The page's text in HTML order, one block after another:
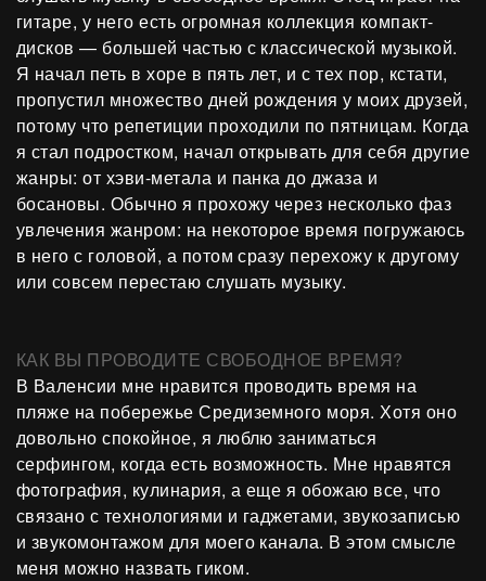
гитаре, у него есть огромная коллекция компакт-
дисков — большей частью с классической музыкой.
Я начал петь в хоре в пять лет, и с тех пор, кстати,
пропустил множество дней рождения у моих друзей,
потому что репетиции проходили по пятницам. Когда
я стал подростком, начал открывать для себя другие
жанры: от хэви-метала и панка до джаза и
босановы. Обычно я прохожу через несколько фаз
увлечения жанром: на некоторое время погружаюсь
в него с головой, а потом сразу перехожу к другому
или совсем перестаю слушать музыку.
КАК ВЫ ПРОВОДИТЕ СВОБОДНОЕ ВРЕМЯ?
В Валенсии мне нравится проводить время на
пляже на побережье Средиземного моря. Хотя оно
довольно спокойное, я люблю заниматься
серфингом, когда есть возможность. Мне нравятся
фотография, кулинария, а еще я обожаю все, что
связано с технологиями и гаджетами, звукозаписью
и звукомонтажом для моего канала. В этом смысле
меня можно назвать гиком.